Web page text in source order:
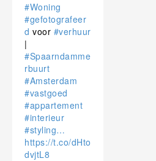
#Woning
#gefotografeer
d voor #verhuur
|
#Spaarndamme
rbuurt
#Amsterdam
#vastgoed
#appartement
#interieur
#styling…
https://t.co/dHto
dvjtL8